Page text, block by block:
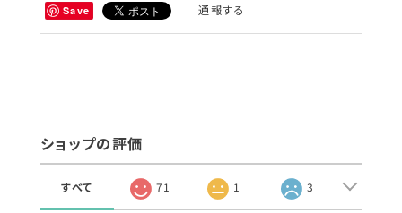
Save 通報する
ショップの評価
すべて 71 1 3